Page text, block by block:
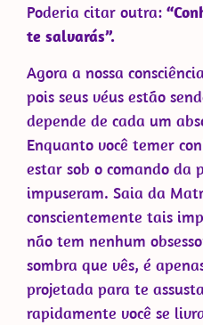
Poderia citar outra:
te salvarás”.
Agora a nossa
pois seus véus estão
depende de cada um
Enquanto você temer
estar sob o comando da
impuseram. Saia da
conscientemente tais
não tem nenhum
sombra que vês, é
projetada para te
rapidamente você se